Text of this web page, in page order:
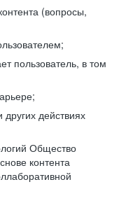
(вопросы,
пользователь, в том
действиях
Общество
контента